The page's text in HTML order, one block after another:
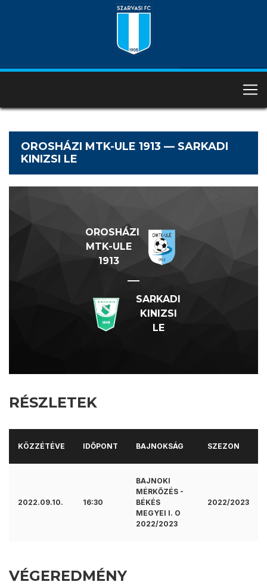
OROSHÁZI MTK-ULE 1913 — SARKADI
KINIZSI LE
OROSHÁZI
MTK-ULE
1913
—
SARKADI
KINIZSI
LE
RÉSZLETEK
KÖZZÉTÉVE IDŐPONT BAJNOKSÁG SZEZON
2022.09.10. 16:30
BAJNOKI
MÉRKŐZÉS -
BÉKÉS
MEGYEI I. O
2022/2023
2022/2023
VÉGEREDMÉNY